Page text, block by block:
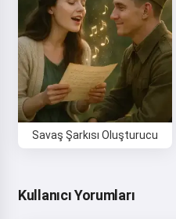
Savaş Şarkısı Oluşturucu
Kullanıcı Yorumları